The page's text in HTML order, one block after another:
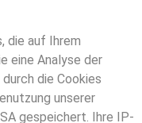
die auf Ihrem
eine Analyse der
die Cookies
unserer
gespeichert. Ihre IP-